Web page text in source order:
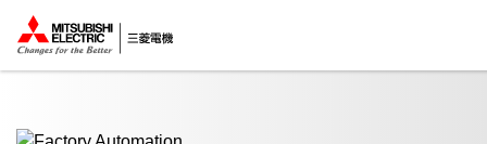
ここから本文